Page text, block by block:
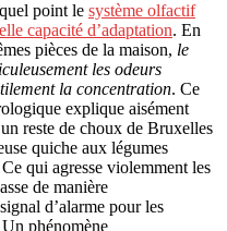
point le système olfactif
capacité d’adaptation. En
pièces de la maison, le
les odeurs
la concentration. Ce
explique aisément
reste de choux de Bruxelles
quiche aux légumes
qui agresse violemment les
de manière
d’alarme pour les
phénomène